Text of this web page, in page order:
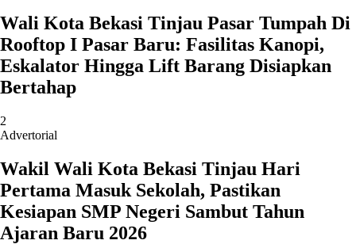
Wali Kota Bekasi Tinjau Pasar Tumpah Di
Rooftop I Pasar Baru: Fasilitas Kanopi,
Eskalator Hingga Lift Barang Disiapkan
Bertahap
2
Advertorial
Wakil Wali Kota Bekasi Tinjau Hari
Pertama Masuk Sekolah, Pastikan
Kesiapan SMP Negeri Sambut Tahun
Ajaran Baru 2026